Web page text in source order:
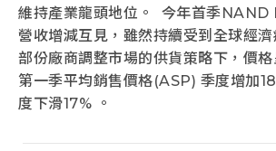
維持產業龍頭地位。 今年首季NAND
營收增減互見，雖然持續受到全球經
部份廠商調整市場的供貨策略下，價格
第一季平均銷售價格(ASP) 季度增加
度下滑17% 。